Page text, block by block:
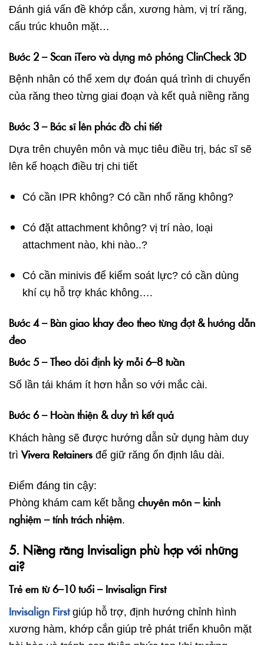
Đánh giá vấn đề khớp cắn, xương hàm, vị trí răng,
cấu trúc khuôn mặt…
Bước 2 – Scan iTero và dựng mô phỏng ClinCheck 3D
Bệnh nhân có thể xem dự đoán quá trình di chuyển
của răng theo từng giai đoạn và kết quả niềng răng
Bước 3 – Bác sĩ lên phác đồ chi tiết
Dựa trên chuyên môn và mục tiêu điều trị, bác sĩ sẽ
lên kế hoạch điều trị chi tiết
Có cần IPR không? Có cần nhổ răng không?
Có đặt attachment không? vị trí nào, loại
attachment nào, khi nào..?
Có cần minivis để kiểm soát lực? có cần dùng
khí cụ hỗ trợ khác không….
Bước 4 – Bàn giao khay đeo theo từng đợt & hướng dẫn
đeo
Bước 5 – Theo dõi định kỳ mỗi 6–8 tuần
Số lần tái khám ít hơn hẳn so với mắc cài.
Bước 6 – Hoàn thiện & duy trì kết quả
Khách hàng sẽ được hướng dẫn sử dụng hàm duy
trìVivera Retainers để giữ răng ổn định lâu dài.
Điểm đáng tin cậy:
Phòng khám cam kết bằng chuyên môn – kinh
nghiệm – tính trách nhiệm.
5. Niềng răng Invisalign phù hợp với những
ai?
Trẻ em từ 6–10 tuổi – Invisalign First
Invisalign Firstgiúp hỗ trợ, định hướng chỉnh hình
xương hàm, khớp cắn giúp trẻ phát triển khuôn mặt